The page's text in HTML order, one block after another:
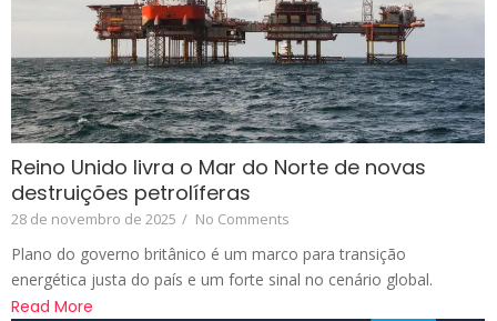
Reino Unido livra o Mar do Norte de novas
destruições petrolíferas
28 de novembro de 2025 / No Comments
Plano do governo britânico é um marco para transição
energética justa do país e um forte sinal no cenário global.
Read More